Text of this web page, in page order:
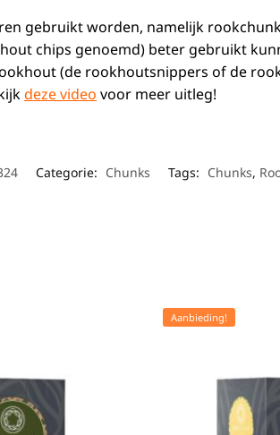
gebruikt worden, namelijk
chips genoemd) beter gebruikt
(de rookhoutsnippers of de
deze video voor meer uitleg!
Categorie: Chunks Tags: Chunks,
Aanbieding!